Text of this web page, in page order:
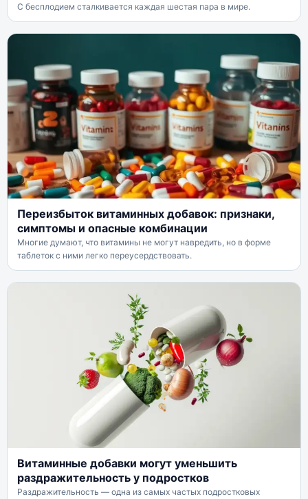
С бесплодием сталкивается каждая шестая пара в мире.
Переизбыток витаминных добавок: признаки,
симптомы и опасные комбинации
Многие думают, что витамины не могут навредить, но в форме
таблеток с ними легко переусердствовать.
Витаминные добавки могут уменьшить
раздражительность у подростков
Раздражительность — одна из самых частых подростковых